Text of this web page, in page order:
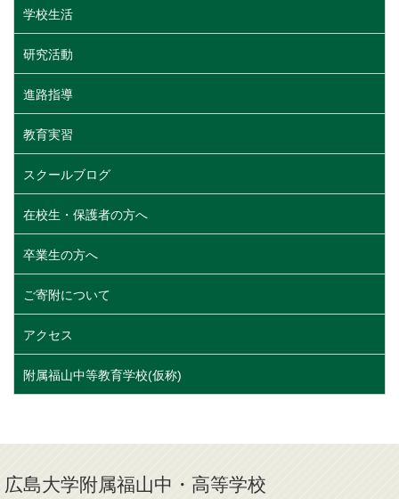
学校生活
研究活動
進路指導
教育実習
スクールブログ
在校生・保護者の方へ
卒業生の方へ
ご寄附について
アクセス
附属福山中等教育学校(仮称)
広島大学附属福山中・高等学校